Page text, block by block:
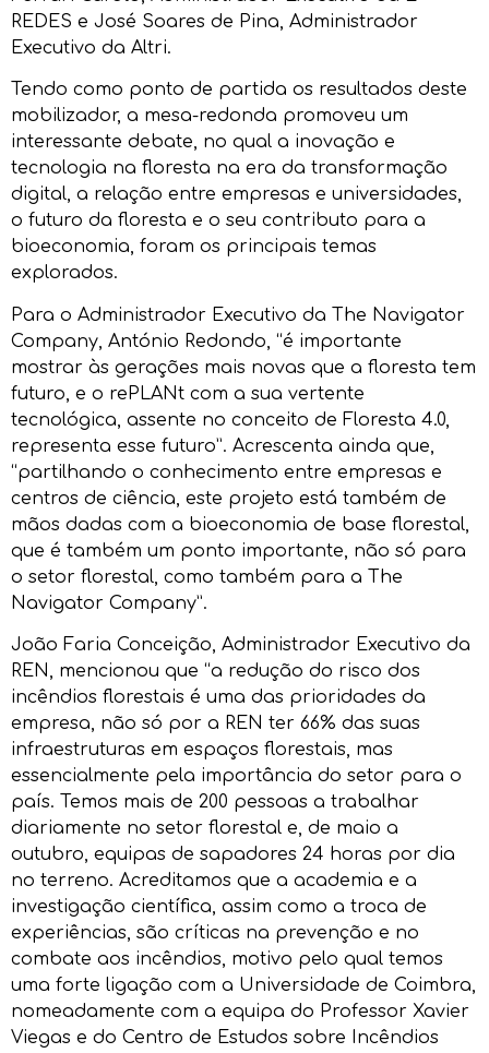
REDES e José Soares de Pina, Administrador
Executivo da Altri.
Tendo como ponto de partida os resultados deste
mobilizador, a mesa-redonda promoveu um
interessante debate, no qual a inovação e
tecnologia na floresta na era da transformação
digital, a relação entre empresas e universidades,
o futuro da floresta e o seu contributo para a
bioeconomia, foram os principais temas
explorados.
Para o Administrador Executivo da The Navigator
Company, António Redondo, “é importante
mostrar às gerações mais novas que a floresta tem
futuro, e o rePLANt com a sua vertente
tecnológica, assente no conceito de Floresta 4.0,
representa esse futuro”. Acrescenta ainda que,
“partilhando o conhecimento entre empresas e
centros de ciência, este projeto está também de
mãos dadas com a bioeconomia de base florestal,
que é também um ponto importante, não só para
o setor florestal, como também para a The
Navigator Company”.
João Faria Conceição, Administrador Executivo da
REN, mencionou que “a redução do risco dos
incêndios florestais é uma das prioridades da
empresa, não só por a REN ter 66% das suas
infraestruturas em espaços florestais, mas
essencialmente pela importância do setor para o
país. Temos mais de 200 pessoas a trabalhar
diariamente no setor florestal e, de maio a
outubro, equipas de sapadores 24 horas por dia
no terreno. Acreditamos que a academia e a
investigação científica, assim como a troca de
experiências, são críticas na prevenção e no
combate aos incêndios, motivo pelo qual temos
uma forte ligação com a Universidade de Coimbra,
nomeadamente com a equipa do Professor Xavier
Viegas e do Centro de Estudos sobre Incêndios